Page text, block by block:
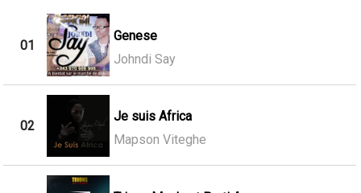
01
Genese
Johndi Say
02
Je suis Africa
Mapson Viteghe